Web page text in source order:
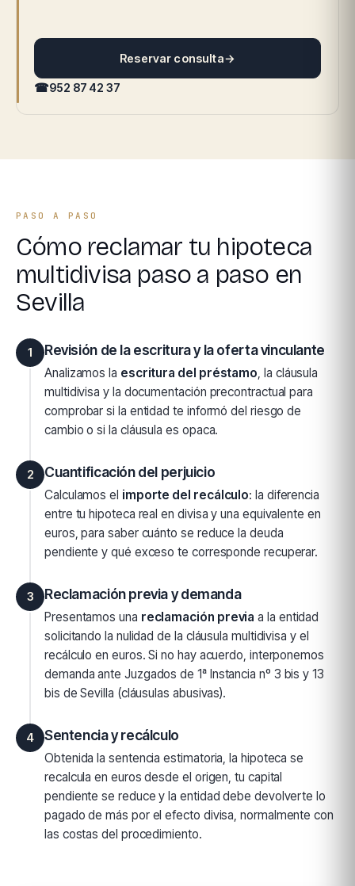
Reservar consulta→
☎952 87 42 37
PASO A PASO
Cómo reclamar tu hipoteca
multidivisa paso a paso en
Sevilla
1 Revisión de la escritura y la oferta vinculante
Analizamos la escritura del préstamo, la cláusula
multidivisa y la documentación precontractual para
comprobar si la entidad te informó del riesgo de
cambio o si la cláusula es opaca.
2 Cuantificación del perjuicio
Calculamos el importe del recálculo: la diferencia
entre tu hipoteca real en divisa y una equivalente en
euros, para saber cuánto se reduce la deuda
pendiente y qué exceso te corresponde recuperar.
3 Reclamación previa y demanda
Presentamos una reclamación previa a la entidad
solicitando la nulidad de la cláusula multidivisa y el
recálculo en euros. Si no hay acuerdo, interponemos
demanda ante Juzgados de 1ª Instancia nº 3 bis y 13
bis de Sevilla (cláusulas abusivas).
4 Sentencia y recálculo
Obtenida la sentencia estimatoria, la hipoteca se
recalcula en euros desde el origen, tu capital
pendiente se reduce y la entidad debe devolverte lo
pagado de más por el efecto divisa, normalmente con
las costas del procedimiento.